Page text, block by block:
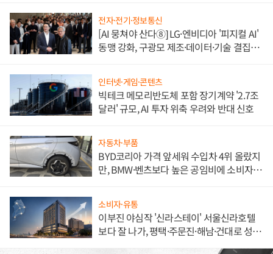
전자·전기·정보통신
[AI 뭉쳐야 산다⑧] LG·엔비디아 '피지컬 AI'
동맹 강화, 구광모 제조·데이터·기술 결집
인터넷·게임·콘텐츠
빅테크 메모리반도체 포함 장기계약 '2.7조
달러' 규모, AI 투자 위축 우려와 반대 신호
자동차·부품
BYD코리아 가격 앞세워 수입차 4위 올랐지
만, BMW·벤츠보다 높은 공임비에 소비자
소비자·유통
이부진 야심작 '신라스테이' 서울신라호텔
보다 잘 나가, 평택·주문진·해남·건대로 성